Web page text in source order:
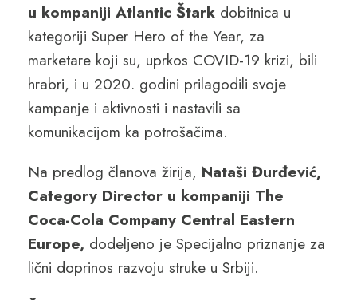
u kompaniji Atlantic Štark dobitnica u
kategoriji Super Hero of the Year, za
marketare koji su, uprkos COVID-19 krizi, bili
hrabri, i u 2020. godini prilagodili svoje
kampanje i aktivnosti i nastavili sa
komunikacijom ka potrošačima.
Na predlog članova žirija, Nataši Đurđević,
Category Director u kompaniji The
Coca-Cola Company Central Eastern
Europe, dodeljeno je Specijalno priznanje za
lični doprinos razvoju struke u Srbiji.